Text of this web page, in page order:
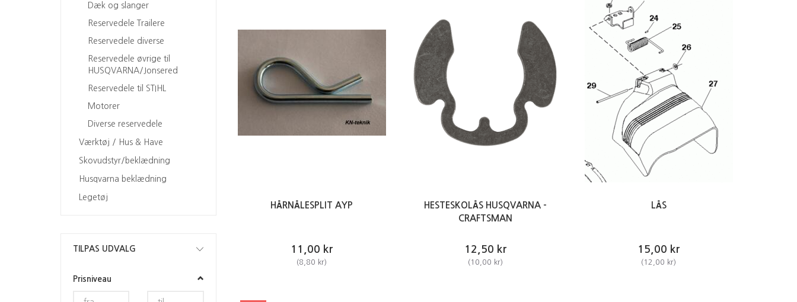
Dæk og slanger
Reservedele Trailere
Reservedele diverse
Reservedele øvrige til
HUSQVARNA/Jonsered
Reservedele til STIHL
Motorer
Diverse reservedele
Værktøj / Hus & Have
Skovudstyr/beklædning
Husqvarna beklædning
Legetøj
TILPAS UDVALG
Prisniveau
HÅRNÅLESPLIT AYP
11,00 kr
(8,80 kr)
HESTESKOLÅS HUSQVARNA -
CRAFTSMAN
12,50 kr
(10,00 kr)
LÅS
15,00 kr
(12,00 kr)